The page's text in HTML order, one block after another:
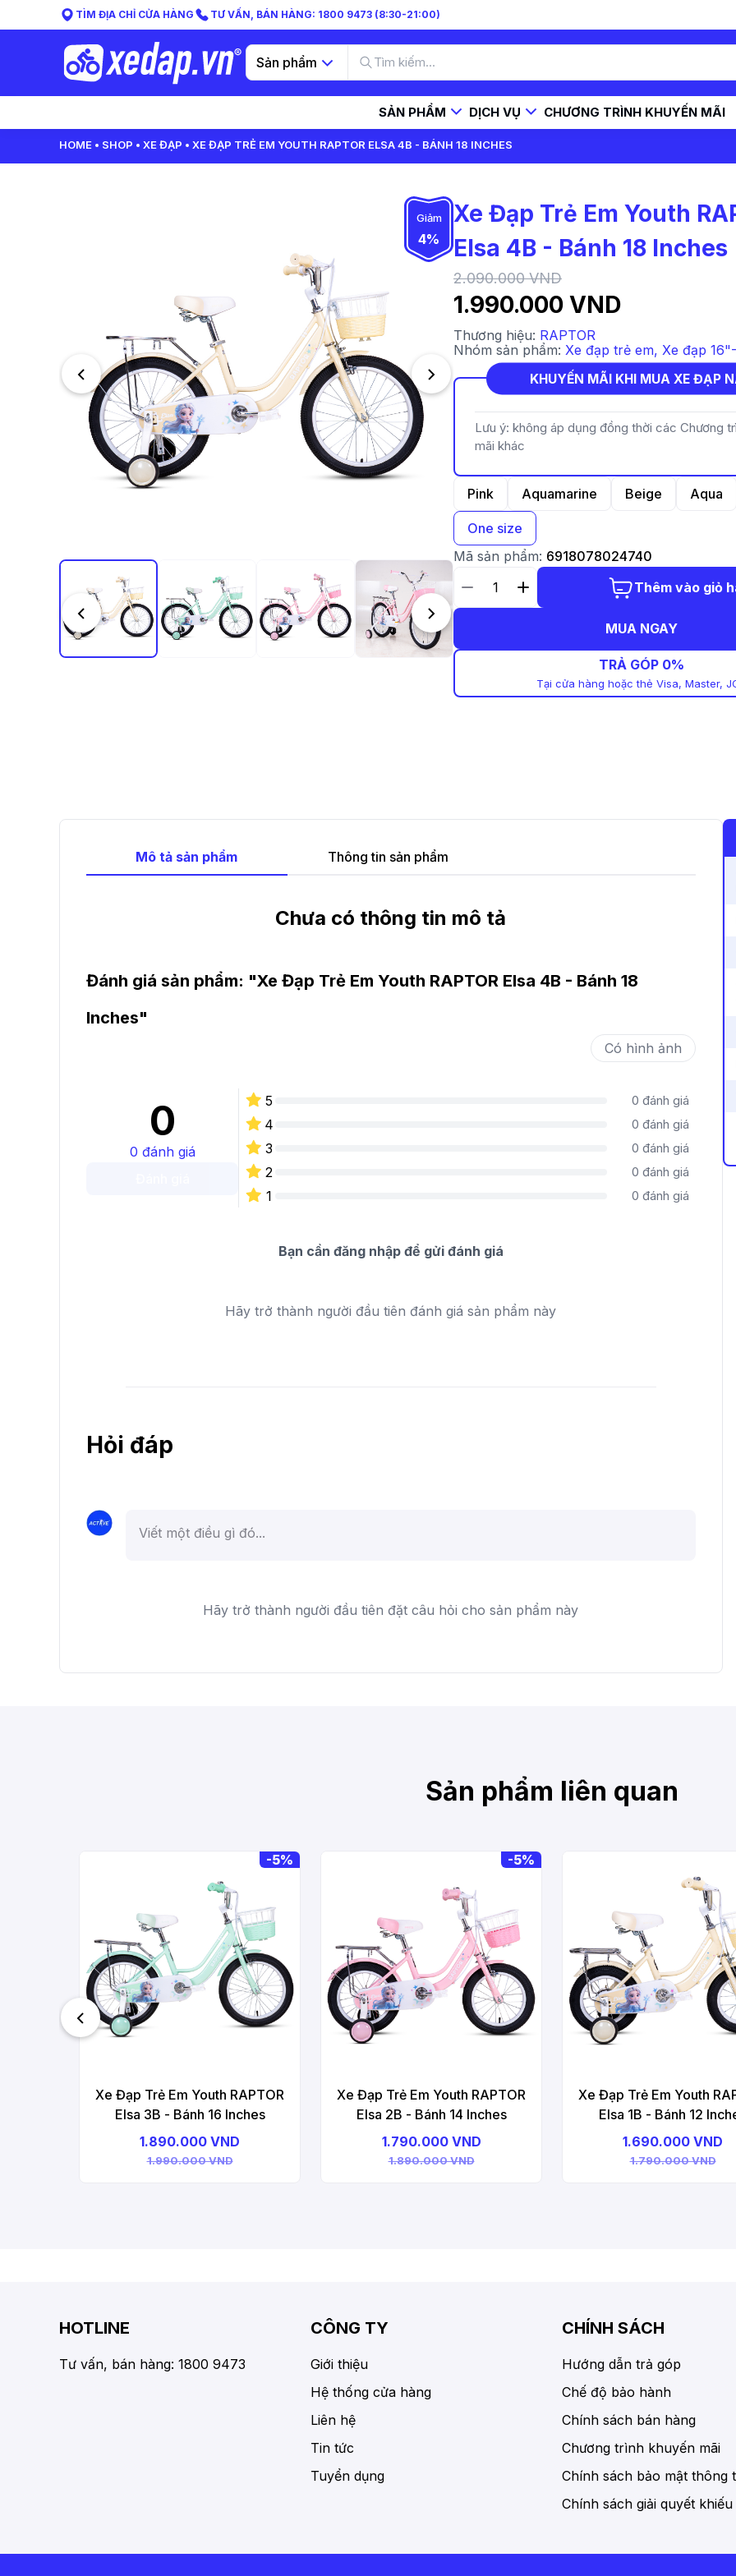
TÌM ĐỊA CHỈ CỬA HÀNG TƯ VẤN, BÁN HÀNG: 1800 9473 (8:30-21:00)
Sản phẩm
SẢN PHẨM DỊCH VỤ CHƯƠNG TRÌNH KHUYẾN MÃI
HOME SHOP XE ĐẠP XE ĐẠP TRẺ EM YOUTH RAPTOR ELSA 4B - BÁNH 18 INCHES
Giảm
4%
Xe Đạp Trẻ Em Youth
Elsa 4B - Bánh 18 Inches
1.990.000 VND
2.090.000 VND
Thương hiệu: RAPTOR
Nhóm sản phẩm: Xe đạp trẻ em, Xe đạp
KHUYẾN MÃI KHI MUA XE ĐẠP
Lưu ý: không áp dụng đồng thời các Chương
mãi khác
Pink Aquamarine Beige Aqua
One size
Mã sản phẩm: 6918078024740
Thêm vào giỏ
MUA NGAY
TRẢ GÓP 0%
Tại cửa hàng hoặc thẻ Visa, Master,
Mô tả sản phẩm Thông tin sản phẩm
Chưa có thông tin mô tả
Đánh giá sản phẩm: "Xe Đạp Trẻ Em Youth RAPTOR Elsa 4B - Bánh 18
Inches"
Có hình ảnh
0
0 đánh giá
5 0 đánh giá
4 0 đánh giá
3 0 đánh giá
2 0 đánh giá
1 0 đánh giá
Bạn cần đăng nhập để gửi đánh giá
Hãy trở thành người đầu tiên đánh giá sản phẩm này
Hỏi đáp
Hãy trở thành người đầu tiên đặt câu hỏi cho sản phẩm này
Sản phẩm liên quan
-5%
Xe Đạp Trẻ Em Youth RAPTOR
Elsa 3B - Bánh 16 Inches
1.890.000 VND
1.990.000 VND
-5%
Xe Đạp Trẻ Em Youth RAPTOR
Elsa 2B - Bánh 14 Inches
1.790.000 VND
1.890.000 VND
Xe Đạp Trẻ Em Youth
Elsa 1B - Bánh 12
1.690.000 VND
1.790.000 VND
HOTLINE
Tư vấn, bán hàng: 1800 9473
CÔNG TY
Giới thiệu
Hệ thống cửa hàng
Liên hệ
Tin tức
Tuyển dụng
CHÍNH SÁCH
Hướng dẫn trả góp
Chế độ bảo hành
Chính sách bán hàng
Chương trình khuyến mãi
Chính sách bảo mật thông
Chính sách giải quyết khiếu